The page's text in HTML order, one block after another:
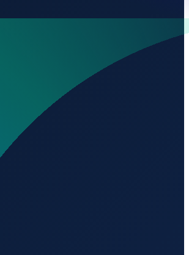
de Piedrahita?
liegt Aeródromo de Piedrahita?